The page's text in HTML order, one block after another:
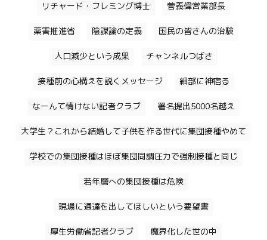
リチャード・フレミング博士 菅義偉営業部長
薬害推進省 陰謀論の定義 国民の皆さんの治験
人口減少という成果 チャンネルつばさ
接種前の心構えを説くメッセージ 細部に神宿る
なーんて情けない記者クラブ 署名提出5000名越え
大学生？これから結婚して子供を作る世代に集団接種やめて
学校での集団接種はほぼ集団同調圧力で強制接種と同じ
若年層への集団接種は危険
現場に通達を出してほしいという要望書
厚生労働省記者クラブ 魔界化した世の中